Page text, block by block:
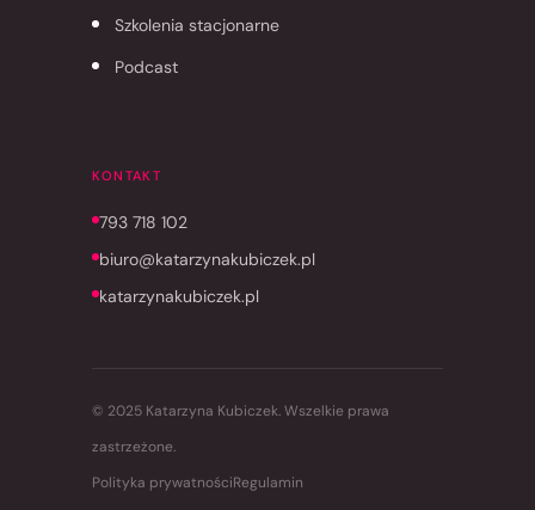
Szkolenia stacjonarne
Podcast
KONTAKT
793 718 102
biuro@katarzynakubiczek.pl
katarzynakubiczek.pl
© 2025 Katarzyna Kubiczek. Wszelkie prawa
zastrzeżone.
Polityka prywatnościRegulamin